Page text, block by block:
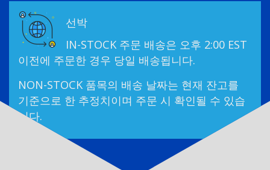
선박
IN-STOCK 주문 배송은 오후 2:00 EST
이전에 주문한 경우 당일 배송됩니다.
NON-STOCK 품목의 배송 날짜는 현재 잔고를
기준으로 한 추정치이며 주문 시 확인될 수 있습
니다.